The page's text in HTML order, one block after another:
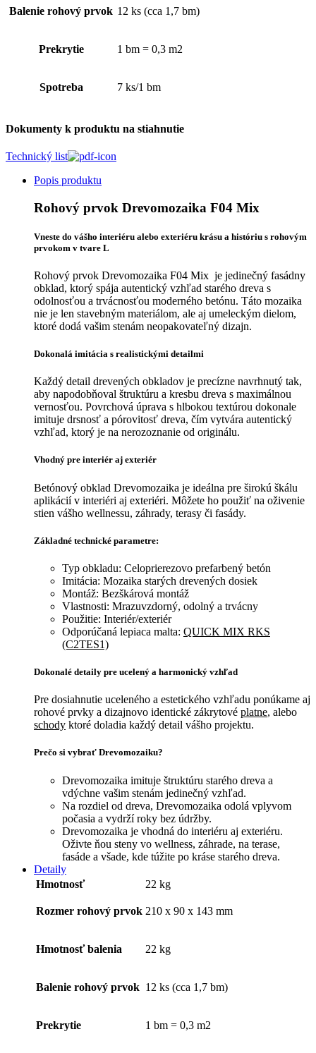
Balenie rohový prvok 12 ks (cca 1,7 bm)
Prekrytie 1 bm = 0,3 m2
Spotreba 7 ks/1 bm
Dokumenty k produktu na stiahnutie
Technický list
Popis produktu
Rohový prvok Drevomozaika F04 Mix
Vneste do vášho interiéru alebo exteriéru krásu a históriu s rohovým
prvokom v tvare L
Rohový prvok Drevomozaika F04 Mix je jedinečný fasádny
obklad, ktorý spája autentický vzhľad starého dreva s
odolnosťou a trvácnosťou moderného betónu. Táto mozaika
nie je len stavebným materiálom, ale aj umeleckým dielom,
ktoré dodá vašim stenám neopakovateľný dizajn.
Dokonalá imitácia s realistickými detailmi
Každý detail drevených obkladov je precízne navrhnutý tak,
aby napodobňoval štruktúru a kresbu dreva s maximálnou
vernosťou. Povrchová úprava s hlbokou textúrou dokonale
imituje drsnosť a pórovitosť dreva, čím vytvára autentický
vzhľad, ktorý je na nerozoznanie od originálu.
Vhodný pre interiér aj exteriér
Betónový obklad Drevomozaika je ideálna pre širokú škálu
aplikácií v interiéri aj exteriéri. Môžete ho použiť na oživenie
stien vášho wellnessu, záhrady, terasy či fasády.
Základné technické parametre:
Typ obkladu: Celoprierezovo prefarbený betón
Imitácia: Mozaika starých drevených dosiek
Montáž: Bezškárová montáž
Vlastnosti: Mrazuvzdorný, odolný a trvácny
Použitie: Interiér/exteriér
Odporúčaná lepiaca malta: QUICK MIX RKS
(C2TES1)
Dokonalé detaily pre ucelený a harmonický vzhľad
Pre dosiahnutie uceleného a estetického vzhľadu ponúkame aj
rohové prvky a dizajnovo identické zákrytové platne, alebo
schody ktoré doladia každý detail vášho projektu.
Prečo si vybrať Drevomozaiku?
Drevomozaika imituje štruktúru starého dreva a
vdýchne vašim stenám jedinečný vzhľad.
Na rozdiel od dreva, Drevomozaika odolá vplyvom
počasia a vydrží roky bez údržby.
Drevomozaika je vhodná do interiéru aj exteriéru.
Oživte ňou steny vo wellness, záhrade, na terase,
fasáde a všade, kde túžite po kráse starého dreva.
Detaily
Hmotnosť
22 kg
Rozmer rohový prvok 210 x 90 x 143 mm
Hmotnosť balenia 22 kg
Balenie rohový prvok 12 ks (cca 1,7 bm)
Prekrytie 1 bm = 0,3 m2